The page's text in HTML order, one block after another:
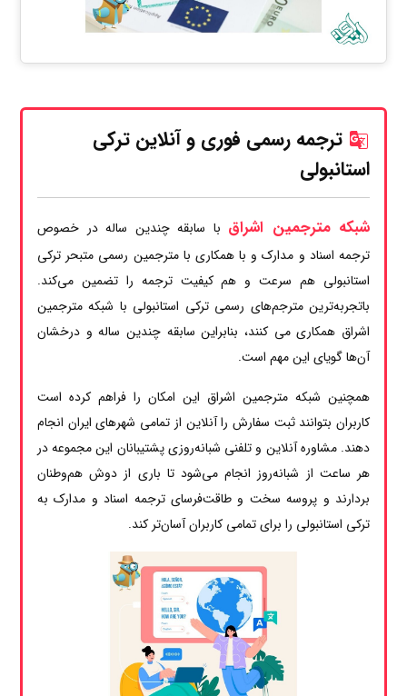
ترجمه رسمی فوری و آنلاین ترکی
استانبولی
شبکه مترجمین اشراق با سابقه چندین ساله در خصوص
ترجمه اسناد و مدارک و با همکاری با مترجمین رسمی متبحر ترکی
استانبولی هم سرعت و هم کیفیت ترجمه را تضمین می‌کند.
باتجربه‌ترین مترجم‌های رسمی ترکی استانبولی با شبکه مترجمین
اشراق همکاری می کنند، بنابراین سابقه چندین ساله و درخشان
آن‌ها گویای این مهم است.
همچنین شبکه مترجمین اشراق این امکان را فراهم کرده است
کاربران بتوانند ثبت سفارش را آنلاین از تمامی شهرهای ایران انجام
دهند. مشاوره آنلاین و تلفنی شبانه‌روزی پشتیبانان این مجموعه در
هر ساعت از شبانه‌روز انجام می‌شود تا باری از دوش هم‌وطنان
بردارند و پروسه سخت و طاقت‌فرسای ترجمه اسناد و مدارک به
ترکی استانبولی را برای تمامی کاربران آسان‌تر کند.